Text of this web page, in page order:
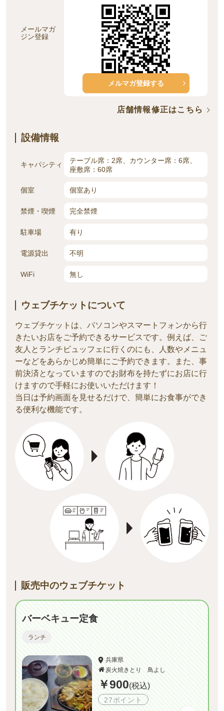
店舗情報修正はこちら
メールマガ
ジン登録
メルマガ登録する
設備情報
キャパシティ
テーブル席：2席、カウンター席：6席、
座敷席：60席
個室 個室あり
禁煙・喫煙 完全禁煙
駐車場 有り
電源貸出 不明
WiFi 無し
ウェブチケットについて
ウェブチケットは、パソコンやスマートフォンから行
きたいお店をご予約できるサービスです。例えば、ご
友人とランチビュッフェに行くのにも、人数やメニ ュ
ーなどをあらかじめ簡単にご予約できます。また、事
前決済となっていますのでお財布を持たずにお店に行
けますので手軽にお使いいただけます！
当日は予約画面を見せるだけで、簡単にお食事ができ
る便利な機能です。
販売中のウェブチケット
バーベキュー定食
ランチ
兵庫県
炭火焼きとり 鳥よし
￥900(税込)
27ポイント